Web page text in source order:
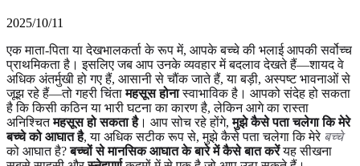
2025/10/11
एक माता-पिता या देखभालकर्ता के रूप में, आपके बच्चे की भलाई आपकी सर्वोच्च
प्राथमिकता है। इसलिए जब आप उनके व्यवहार में बदलाव देखते हैं—शायद वे
अधिक अंतर्मुखी हो गए हैं, आसानी से चौंक जाते हैं, या बड़ी, अस्पष्ट भावनाओं से
जूझ रहे हैं—तो गहरी चिंतामहसूस होनास्वाभाविक है। आपको संदेह हो सकता
है कि किसी कठिन या भारी घटना का कारण है, लेकिन आगे का रास्ता
अनिश्चितमहसूस हो सकता है। आप सोच रहे होंगे,मुझे कैसे पता चलेगा कि मेरे
बच्चे को आघात है, या अधिक सटीक रूप से, मुझे कैसे पता चलेगा कि मेरे बच्चे
को आघात है?बच्चों से मानसिक आघात के बारे में कैसे बात करेंयह सीखना